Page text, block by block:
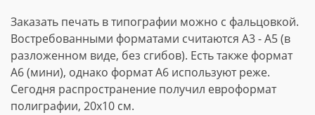
Заказать печать в типографии можно с фальцовкой.
Востребованными форматами считаются А3 - А5 (в
разложенном виде, без сгибов). Есть также формат
А6 (мини), однако формат А6 используют реже.
Сегодня распространение получил евроформат
полиграфии, 20х10 см.